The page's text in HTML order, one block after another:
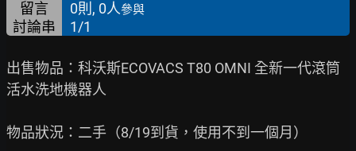
留言
0則, 0人參與
討論串 1/1
出售物品：科沃斯ECOVACS T80 OMNI 全新一代滾筒
活水洗地機器人
物品狀況：二手（8/19到貨，使用不到一個月）